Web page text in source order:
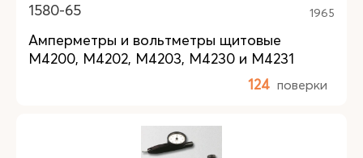
1580-65 1965
Амперметры и вольтметры щитовые
М4200, М4202, М4203, М4230 и М4231
124 поверки